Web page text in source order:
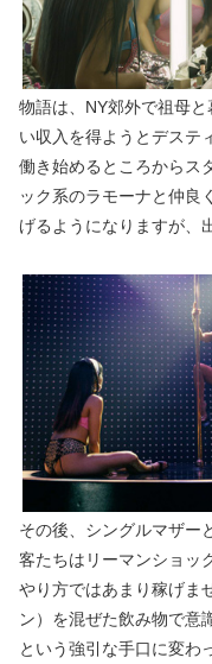
物語は、NY郊外で祖母
い収入を得ようとデステ
働き始めるところからス
ック系のラモーナと仲良
げるようになりますが、
その後、シングルマザー
客たちはリーマンショッ
やり方ではあまり稼げま
ン）を混ぜた飲み物で意
という強引な手口に変わ